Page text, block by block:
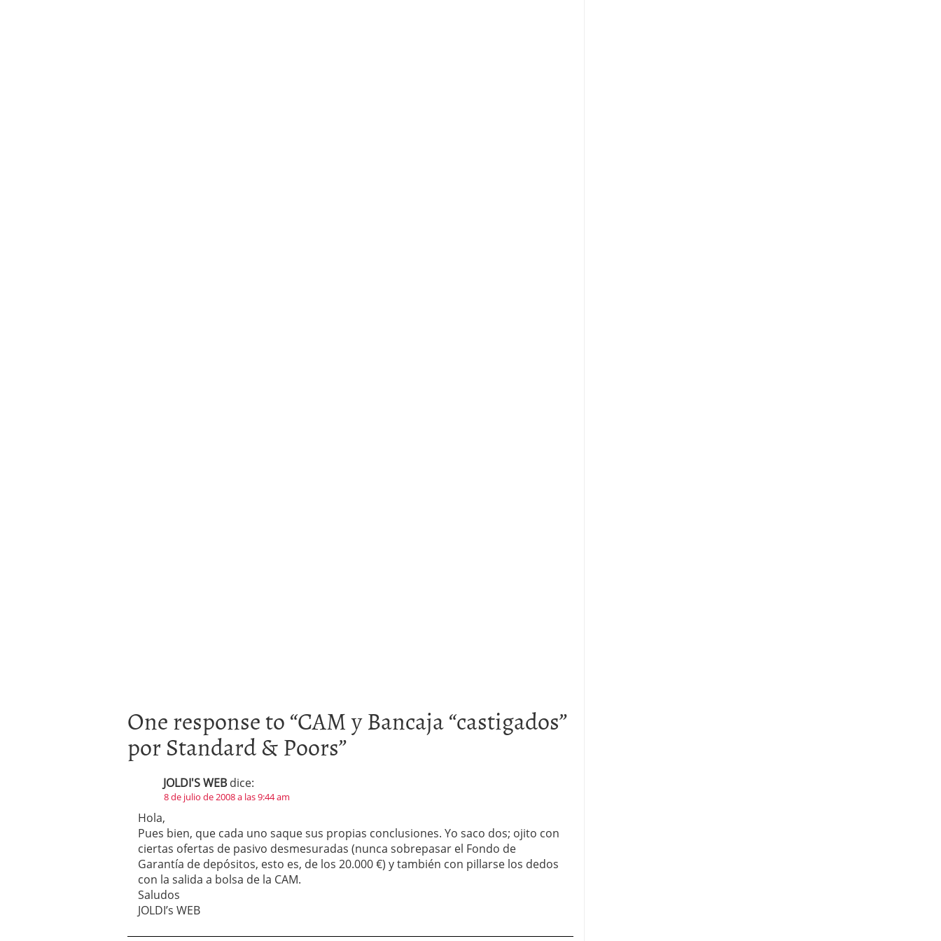
One response to “CAM y Bancaja “castigados”
por Standard & Poors”
JOLDI'S WEB dice:
8 de julio de 2008 a las 9:44 am
Hola,
Pues bien, que cada uno saque sus propias conclusiones. Yo saco dos; ojito con
ciertas ofertas de pasivo desmesuradas (nunca sobrepasar el Fondo de
Garantía de depósitos, esto es, de los 20.000 €) y también con pillarse los dedos
con la salida a bolsa de la CAM.
Saludos
JOLDI’s WEB